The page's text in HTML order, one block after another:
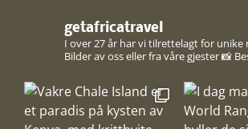
getafricatravel
I over 27 år har vi tilrettelagt for unike
Bilder av oss eller fra våre gjester 📸